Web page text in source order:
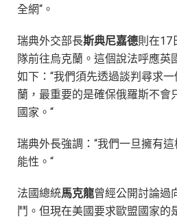
全網“。
瑞典外交部長斯典尼嘉德則在17
隊前往烏克蘭。這個說法呼應
如下：“我們須先透過談判尋求
蘭，最重要的是確保俄羅斯不會
國家。“
瑞典外長強調：“我們一旦擁有
能性。“
法國總統馬克龍曾經公開討論過
鬥。但現在美國要求歐盟國家